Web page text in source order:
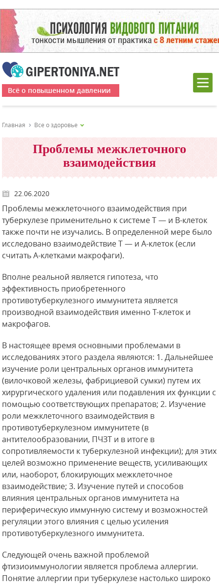
Всё о повышенном давлении
Главная Все о здоровье
Проблемы межклеточного
взаимодействия
22.06.2020
Проблемы межклеточного взаимодействия при
туберкулезе применительно к системе Т — и В-клеток
также почти не изучались. В определенной мере было
исследовано взаимодействие Т — и А-клеток (если
считать А-клетками макрофаги).
Вполне реальной является гипотеза, что
эффективность приобретенного
противотуберкулезного иммунитета является
производной взаимодействия именно Т-клеток и
макрофагов.
В настоящее время основными проблемами в
исследованиях этого раздела являются: 1. Дальнейшее
изучение роли центральных органов иммунитета
(вилочковой железы, фабрициевой сумки) путем их
хирургического удаления или подавления их функции с
помощью соответствующих препаратов; 2. Изучение
роли межклеточного взаимодействия в
противотуберкулезном иммунитете (в
антителообразовании, ПЧЗТ и в итоге в
сопротивляемости к туберкулезной инфекции); для этих
целей возможно применение веществ, усиливающих
или, наоборот, блокирующих межклеточное
взаимодействие; 3. Изучение путей и способов
влияния центральных органов иммунитета на
периферическую иммунную систему и возможностей
регуляции этого влияния с целью усиления
противотуберкулезного иммунитета.
Следующей очень важной проблемой
фтизиоиммунологии является проблема аллергии.
Понятие аллергии при туберкулезе настолько широко